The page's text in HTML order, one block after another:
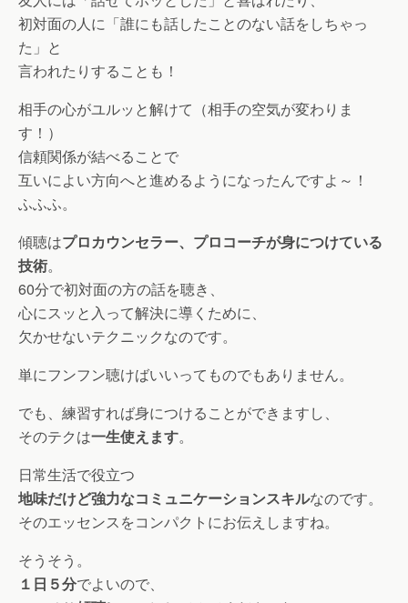
初対面の人に「誰にも話したことのない話をしちゃっ
た」と
言われたりすることも！
相手の心がユルッと解けて（相手の空気が変わりま
す！）
信頼関係が結べることで
互いによい方向へと進めるようになったんですよ～！
ふふふ。
傾聴はプロカウンセラー、プロコーチが身につけている
技術。
60分で初対面の方の話を聴き、
心にスッと入って解決に導くために、
欠かせないテクニックなのです。
単にフンフン聴けばいいってものでもありません。
でも、練習すれば身につけることができますし、
そのテクは一生使えます。
日常生活で役立つ
地味だけど強力なコミュニケーションスキルなのです。
そのエッセンスをコンパクトにお伝えしますね。
そうそう。
１日５分でよいので、